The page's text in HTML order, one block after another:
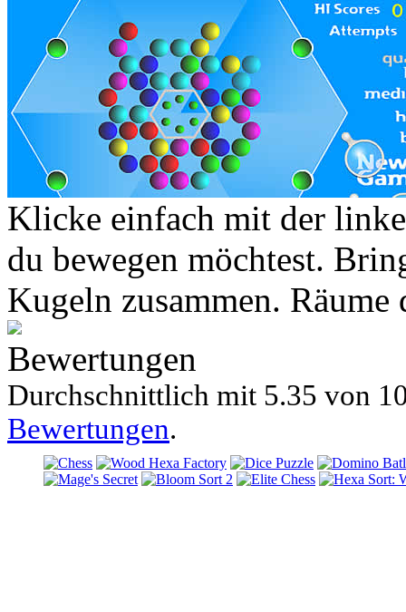
Klicke einfach mit der
du bewegen möchtest.
Kugeln zusammen.
Bewertungen
Durchschnittlich mit 5.35 von
Bewertungen.